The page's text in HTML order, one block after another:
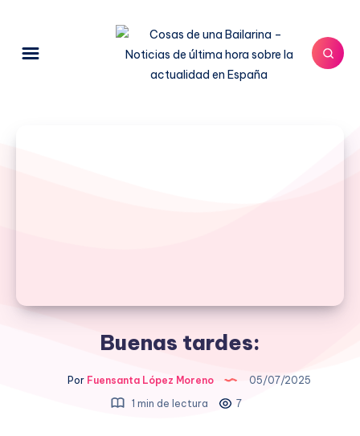
Buenas tardes:
Por Fuensanta López Moreno
05/07/2025
1 min de lectura
7